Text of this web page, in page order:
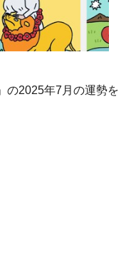
の2025年7月の運勢を